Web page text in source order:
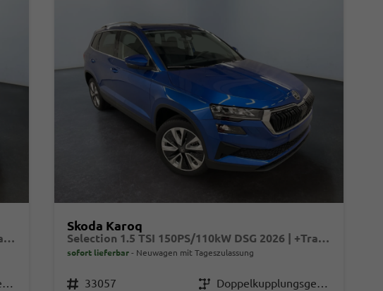
Selection 1.5 TSI 150PS/110kW DSG 2026 | +TravelAssist +RFK & Parksensoren +Var. Gepäckraumboden
Doppelkupplungsgetriebe (DSG)
Skoda Karoq
Selection 1.5 TSI 150PS/110kW DSG 2026 | +TravelAssist +RFK & Parksensoren +Var. Gepäckraumboden
sofort lieferbar Neuwagen mit Tageszulassung
Fahrzeugnr. 33057 Getriebe
Doppelkupplungsgetriebe (DSG)